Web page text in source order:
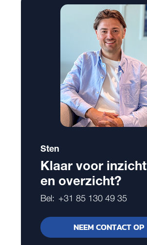
Sten
Klaar voor inzicht
en overzicht?
Bel: +31 85 130 49 35
NEEM CONTACT OP